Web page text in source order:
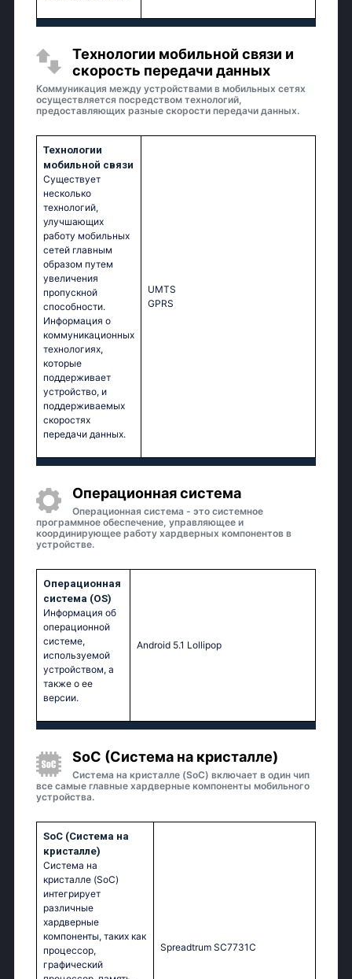
Технологии мобильной связи и
скорость передачи данных
Коммуникация между устройствами в мобильных сетях
осуществляется посредством технологий,
предоставляющих разные скорости передачи данных.
Технологии
мобильной связи
Существует
несколько
технологий,
улучшающих
работу мобильных
сетей главным
образом путем
увеличения
пропускной
способности.
Информация о
коммуникационных
технологиях,
которые
поддерживает
устройство, и
поддерживаемых
скоростях
передачи данных.
UМТS
GРRS
Oперационная система
Операционная система - это системное
программное обеспечение, управляющее и
координирующее работу хардверных компонентов в
устройстве.
Oперационная
система (OS)
Информация об
операционной
системе,
используемой
устройством, а
также о ее
версии.
Аndrоid 5.1 Lоlliрор
SoC (Система на кристалле)
Система на кристалле (SoC) включает в один чип
все самые главные хардверные компоненты мобильного
устройства.
SoC (Система на
кристалле)
Система на
кристалле (SoC)
интегрирует
различные
хардверные
компоненты, таких как
процессор,
графический
Sрrеаdtrum SС7731С